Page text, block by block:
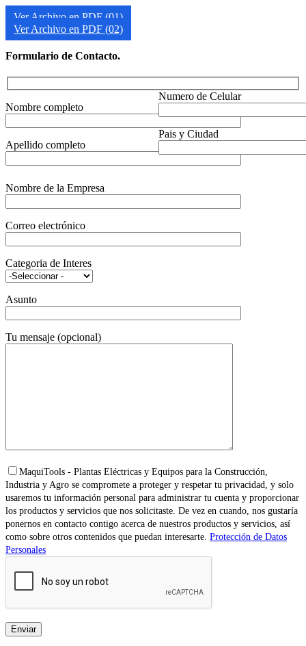
Ver Archivo en PDF (01)
Ver Archivo en PDF (02)
Formulario de Contacto.
Nombre completo
Apellido completo
Numero de Celular
Pais y Ciudad
Nombre de la Empresa
Correo electrónico
Categoria de Interes
Asunto
Tu mensaje (opcional)
MaquiTools - Plantas Eléctricas y Equipos para la Construcción,
Industria y Agro se compromete a proteger y respetar tu privacidad, y solo
usaremos tu información personal para administrar tu cuenta y proporcionar
los productos y servicios que nos solicitaste. De vez en cuando, nos gustaría
ponernos en contacto contigo acerca de nuestros productos y servicios, así
como sobre otros contenidos que puedan interesarte. Protección de Datos
Personales